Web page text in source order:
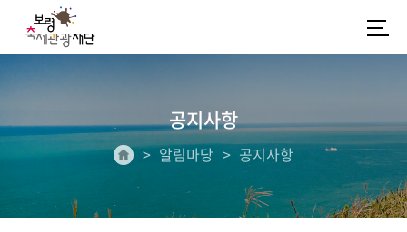
공지사항
알림마당 공지사항